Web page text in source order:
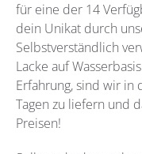
für eine der 14
dein Unikat durch
Selbstverständlich
Lacke auf
Erfahrung, sind wir in
Tagen zu liefern und
Preisen!